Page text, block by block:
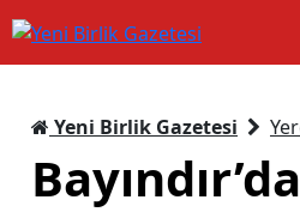
Yeni Birlik Gazetesi
Bayındır’da